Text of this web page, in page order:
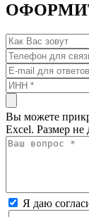
Вы можете
Excel. Размер
Я даю